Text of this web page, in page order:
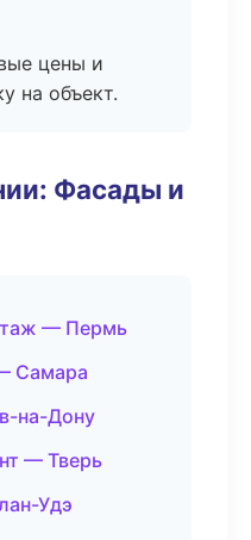
цены и
на объект.
Фасады и
— Пермь
Самара
на-Дону
— Тверь
Удэ